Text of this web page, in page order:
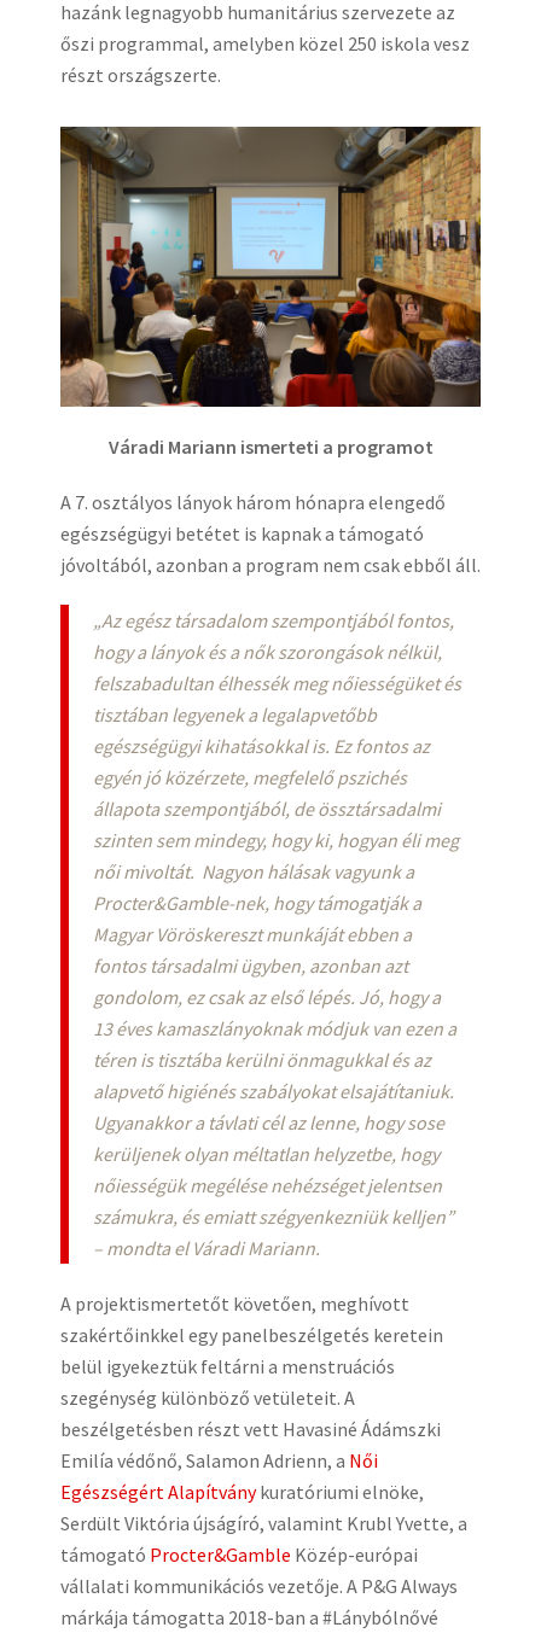
hazánk legnagyobb humanitárius szervezete az
őszi programmal, amelyben közel 250 iskola vesz
részt országszerte.
Váradi Mariann ismerteti a programot
A 7. osztályos lányok három hónapra elengedő
egészségügyi betétet is kapnak a támogató
jóvoltából, azonban a program nem csak ebből áll.
„Az egész társadalom szempontjából fontos,
hogy a lányok és a nők szorongások nélkül,
felszabadultan élhessék meg nőiességüket és
tisztában legyenek a legalapvetőbb
egészségügyi kihatásokkal is. Ez fontos az
egyén jó közérzete, megfelelő pszichés
állapota szempontjából, de össztársadalmi
szinten sem mindegy, hogy ki, hogyan éli meg
női mivoltát. Nagyon hálásak vagyunk a
Procter&Gamble-nek, hogy támogatják a
Magyar Vöröskereszt munkáját ebben a
fontos társadalmi ügyben, azonban azt
gondolom, ez csak az első lépés. Jó, hogy a
13 éves kamaszlányoknak módjuk van ezen a
téren is tisztába kerülni önmagukkal és az
alapvető higiénés szabályokat elsajátítaniuk.
Ugyanakkor a távlati cél az lenne, hogy sose
kerüljenek olyan méltatlan helyzetbe, hogy
nőiességük megélése nehézséget jelentsen
számukra, és emiatt szégyenkezniük kelljen”
– mondta el Váradi Mariann.
A projektismertetőt követően, meghívott
szakértőinkkel egy panelbeszélgetés keretein
belül igyekeztük feltárni a menstruációs
szegénység különböző vetületeit. A
beszélgetésben részt vett Havasiné Ádámszki
Emilía védőnő, Salamon Adrienn, a Női
Egészségért Alapítványkuratóriumi elnöke,
Serdült Viktória újságíró, valamint Krubl Yvette, a
támogató Procter&Gamble Közép-európai
vállalati kommunikációs vezetője. A P&G Always
márkája támogatta 2018-ban a #Lánybólnővé